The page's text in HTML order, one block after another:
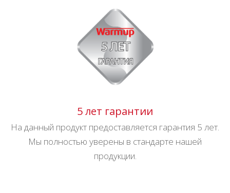
5 лет гарантии
На данный продукт предоставляется гарантия 5 лет.
Мы полностью уверены в стандарте нашей
продукции.